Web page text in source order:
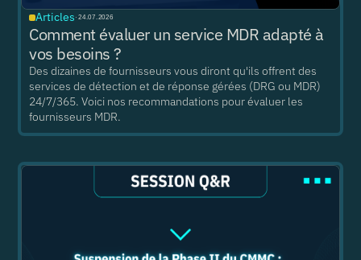
Articles ·24.07.2026
Comment évaluer un service MDR adapté à
vos besoins ?
Des dizaines de fournisseurs vous diront qu'ils offrent des
services de détection et de réponse gérées (DRG ou MDR)
24/7/365. Voici nos recommandations pour évaluer les
fournisseurs MDR.